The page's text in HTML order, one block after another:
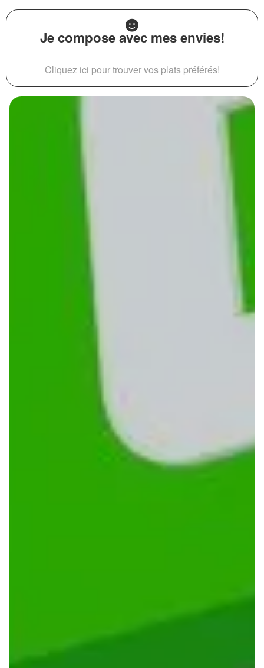
Je compose avec mes envies!
Cliquez ici pour trouver vos plats préférés!